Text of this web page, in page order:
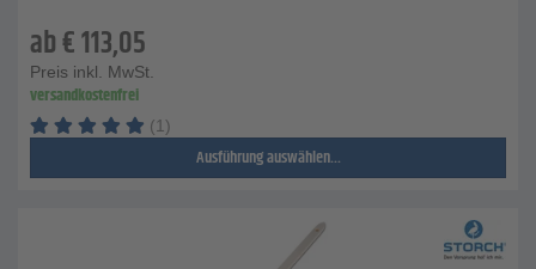
ab€113,05
Preis inkl. MwSt.
versandkostenfrei
(1)
Ausführung auswählen...